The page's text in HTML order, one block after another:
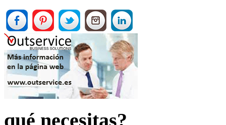
qué necesitas?